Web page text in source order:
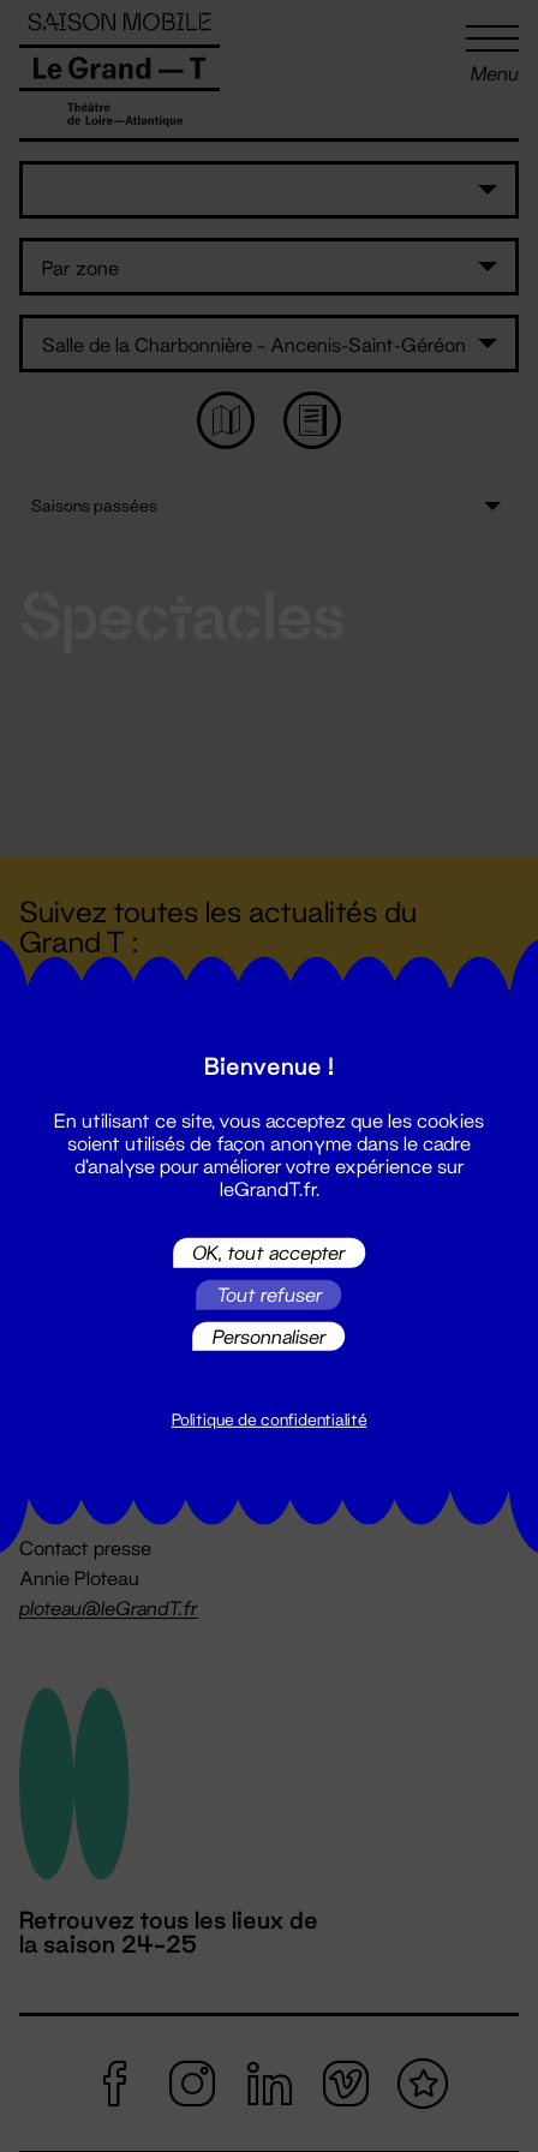
Menu
Suivez toutes les actualités du
Grand T :
billetterie@leGrandT.fr
Du lundi au vendredi 14h → 18h
Contact presse
Annie Ploteau
ploteau@leGrandT.fr
Retrouvez tous les lieux de
la saison 24-25
Panneau de gestion des cookies
Bienvenue !
En utilisant ce site, vous acceptez que les cookies
soient utilisés de façon anonyme dans le cadre
d'analyse pour améliorer votre expérience sur
leGrandT.fr.
OK, tout accepter
Tout refuser
Personnaliser
Politique de confidentialité